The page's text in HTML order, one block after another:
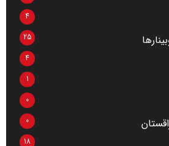
4
25
4
1
0
0
18